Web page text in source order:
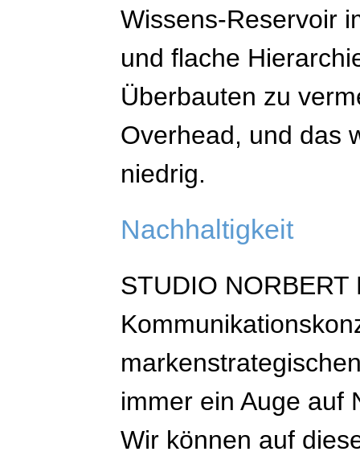
Wissens-Reservoir
und flache
Überbauten zu
Overhead, und das
niedrig.
Nachhaltigkeit
STUDIO
immer ein Auge auf
Wir können auf